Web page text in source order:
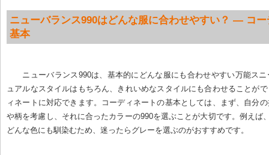
ニューバランス990はどんな服に合わせやすい？ — コ
基本
ニューバランス990は、基本的にどんな服にも合わせやすい万能ス
ュアルなスタイルはもちろん、きれいめなスタイルにも合わせることが
ィネートに対応できます。コーディネートの基本としては、まず、自分
や柄を考慮し、それに合ったカラーの990を選ぶことが大切です。例えば
どんな色にも馴染むため、迷ったらグレーを選ぶのがおすすめです。